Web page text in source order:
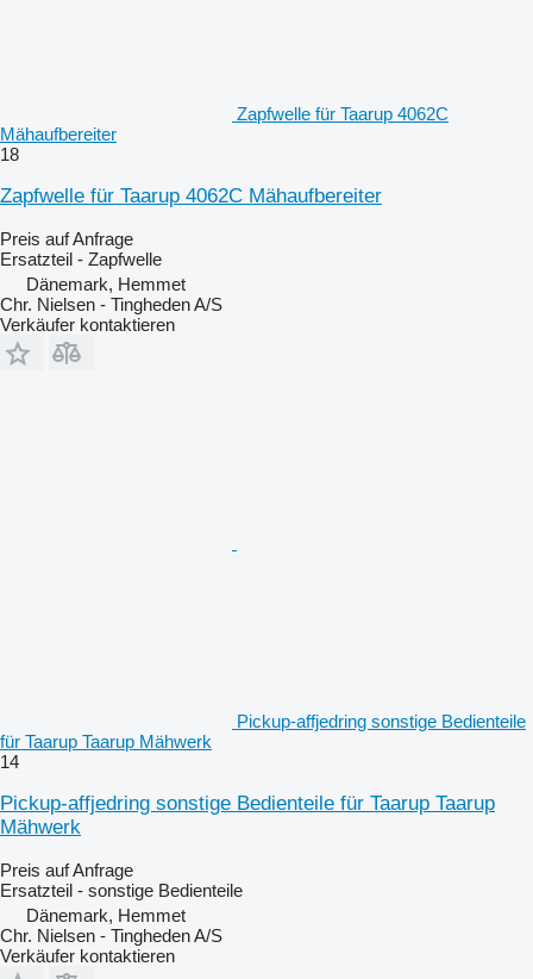
Zapfwelle für Taarup 4062C
Mähaufbereiter
18
Zapfwelle für Taarup 4062C Mähaufbereiter
Preis auf Anfrage
Ersatzteil - Zapfwelle
Dänemark, Hemmet
Chr. Nielsen - Tingheden A/S
Verkäufer kontaktieren
Pickup-affjedring sonstige Bedienteile
für Taarup Taarup Mähwerk
14
Pickup-affjedring sonstige Bedienteile für Taarup Taarup
Mähwerk
Preis auf Anfrage
Ersatzteil - sonstige Bedienteile
Dänemark, Hemmet
Chr. Nielsen - Tingheden A/S
Verkäufer kontaktieren